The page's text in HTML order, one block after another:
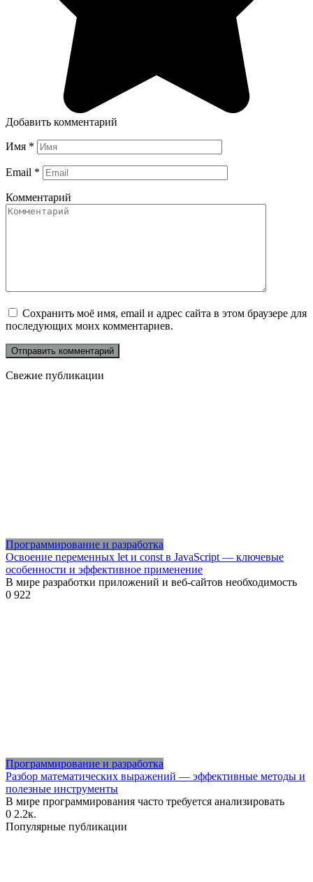
Добавить комментарий
Имя *
Email *
Комментарий
Сохранить моё имя, email и адрес сайта в этом браузере для
последующих моих комментариев.
Свежие публикации
Программирование и разработка
Освоение переменных let и const в JavaScript — ключевые
особенности и эффективное применение
В мире разработки приложений и веб-сайтов необходимость
0 922
Программирование и разработка
Разбор математических выражений — эффективные методы и
полезные инструменты
В мире программирования часто требуется анализировать
0 2.2к.
Популярные публикации